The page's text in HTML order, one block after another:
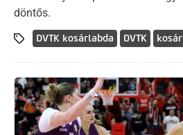
döntős.
DVTK kosárlabda DVTK